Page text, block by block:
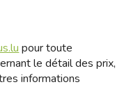
pour toute
le détail des prix,
informations